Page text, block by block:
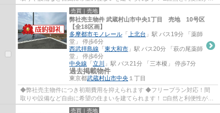
和した街並みです♪ □コミュニティを育む5Mの...
売買｜売地
弊社売主物件 武蔵村山市中央1丁目 売地 10号区
【全18区画】
多摩都市モノレール 「 上北台 」駅 バス19分 「薬師
堂」 停歩6分
西武拝島線 「 東大和市 」駅 バス20分 「萩の尾薬師
堂」 停歩6分
中央線 「 立川 」駅 バス21分 「三本榎」 停歩7分
過去掲載物件
東京都武蔵村山市中央 １丁目
◆弊社売主物件につき初期費用を抑えられます ◆フリープラン対応！間
取りや設備など自由に希望の住まいを建てられます！ □自然と利便性が調
和した街並みです♪ □コミュニティを育む5Mの...
売買｜売地